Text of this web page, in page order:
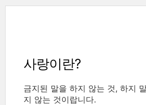
사랑이란?
금지된 말을 하지 않는 것, 하지
지 않는 것이랍니다.